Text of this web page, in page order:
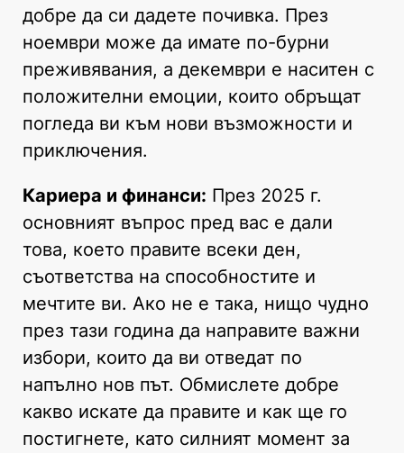
добре да си дадете почивка. През
ноември може да имате по-бурни
преживявания, а декември е наситен с
положителни емоции, които обръщат
погледа ви към нови възможности и
приключения.
Кариера и финанси: През 2025 г.
основният въпрос пред вас е дали
това, което правите всеки ден,
съответства на способностите и
мечтите ви. Ако не е така, нищо чудно
през тази година да направите важни
избори, които да ви отведат по
напълно нов път. Обмислете добре
какво искате да правите и как ще го
постигнете, като силният момент за